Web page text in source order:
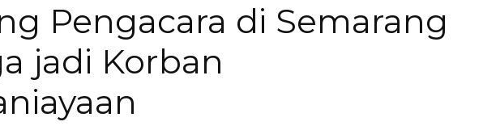
Pengacara di Semarang
jadi Korban